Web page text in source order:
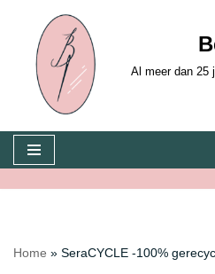
naar
inhoud
Al meer dan 25
Home » SeraCYCLE -100%